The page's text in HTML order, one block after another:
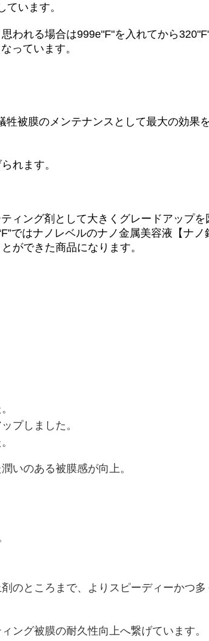
います。
われる場合は999e"F"を入れてから
っています。
牲被膜のメンテナンスとして最大の効
れます。
ィング剤として大きくグレードアップ
ではナノレベルのナノ金属美容液【ナ
ができた商品になります。
プしました。
いのある被膜感が向上。
のところまで、よりスピーディーかつ
ング被膜の耐久性向上へ繋げています。